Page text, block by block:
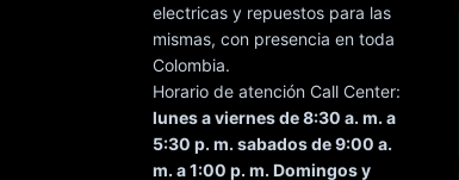
electricas y repuestos para las
mismas, con presencia en toda
Colombia.
Horario de atención Call Center:
lunes a viernes de 8:30 a. m. a
5:30 p. m. sabados de 9:00 a.
m. a 1:00 p. m. Domingos y